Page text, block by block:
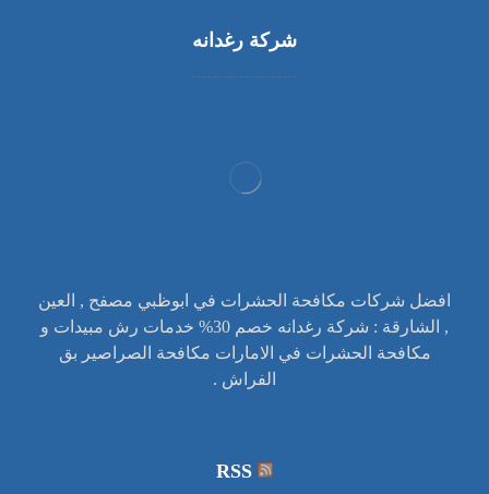
شركة رغدانه
افضل شركات مكافحة الحشرات في ابوظبي مصفح , العين
, الشارقة : شركة رغدانه خصم 30% خدمات رش مبيدات و
مكافحة الحشرات في الامارات مكافحة الصراصير بق
الفراش .
RSS